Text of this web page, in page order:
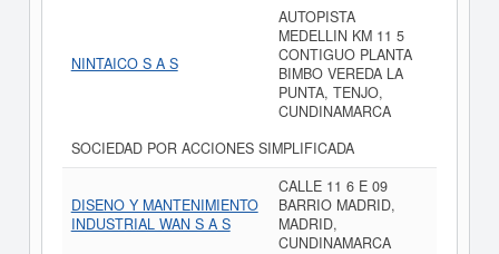
NINTAICO S A S
AUTOPISTA
MEDELLIN KM 11 5
CONTIGUO PLANTA
BIMBO VEREDA LA
PUNTA, TENJO,
CUNDINAMARCA
SOCIEDAD POR ACCIONES SIMPLIFICADA
DISENO Y MANTENIMIENTO
INDUSTRIAL WAN S A S
CALLE 11 6 E 09
BARRIO MADRID,
MADRID,
CUNDINAMARCA